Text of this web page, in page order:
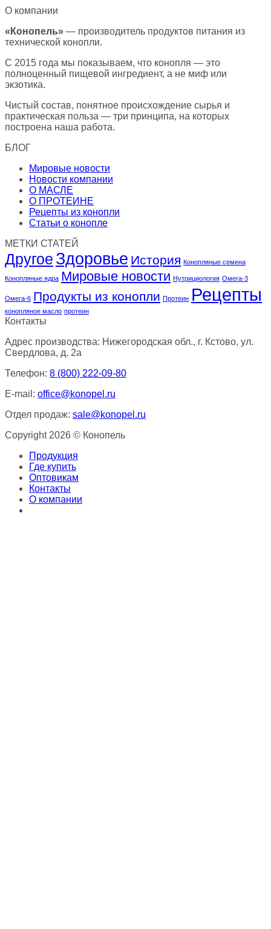
О компании
«Конопель» — производитель продуктов питания из
технической конопли.
С 2015 года мы показываем, что конопля — это
полноценный пищевой ингредиент, а не миф или
экзотика.
Чистый состав, понятное происхождение сырья и
практическая польза — три принципа, на которых
построена наша работа.
БЛОГ
Мировые новости
Новости компании
О МАСЛЕ
О ПРОТЕИНЕ
Рецепты из конопли
Статьи о конопле
МЕТКИ СТАТЕЙ
Другое Здоровье История Конопляные семена
Конопляные ядра Мировые новости Нутрициология Омега-3
Омега-6 Продукты из конопли Протеин Рецепты
конопляное масло протеин
Контакты
Адрес производства: Нижегородская обл., г. Кстово, ул.
Свердлова, д. 2а
Телефон: 8 (800) 222-09-80
E-mail: office@konopel.ru
Отдел продаж: sale@konopel.ru
Copyright 2026 © Конопель
Продукция
Где купить
Оптовикам
Контакты
О компании